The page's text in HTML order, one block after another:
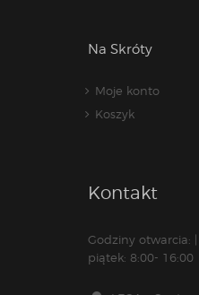
Na Skróty
Moje konto
Koszyk
Kontakt
Godziny otwarcia:
piątek: 8:00- 16:00